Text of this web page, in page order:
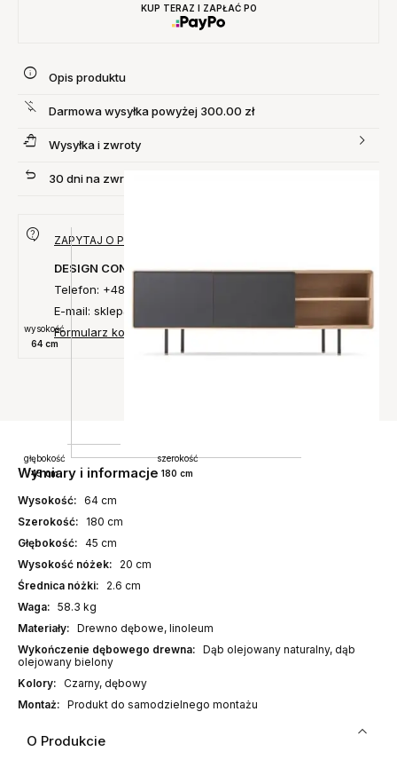
KUP TERAZ I ZAPŁAĆ PO
Opis produktu
Darmowa wysyłka powyżej 300.00 zł
Wysyłka i zwroty
30 dni na zwrot produktu
ZAPYTAJ O PRODUKT
DESIGN CONCEPT
Telefon: +48 735 027 014
E-mail: sklep@designconcept.pl
Formularz kontaktowy
Wymiary i informacje
wysokość
64 cm
szerokość
180 cm
głębokość
45 cm
Wysokość: 64 cm
Szerokość:
180 cm
Głębokość: 45 cm
Wysokość nóżek:
20 cm
Średnica nóżki:
2.6 cm
Waga: 58.3 kg
Materiały: Drewno dębowe, linoleum
Wykończenie dębowego drewna: Dąb olejowany naturalny, dąb
olejowany bielony
Kolory: Czarny, dębowy
Montaż: Produkt do samodzielnego montażu
O Produkcie